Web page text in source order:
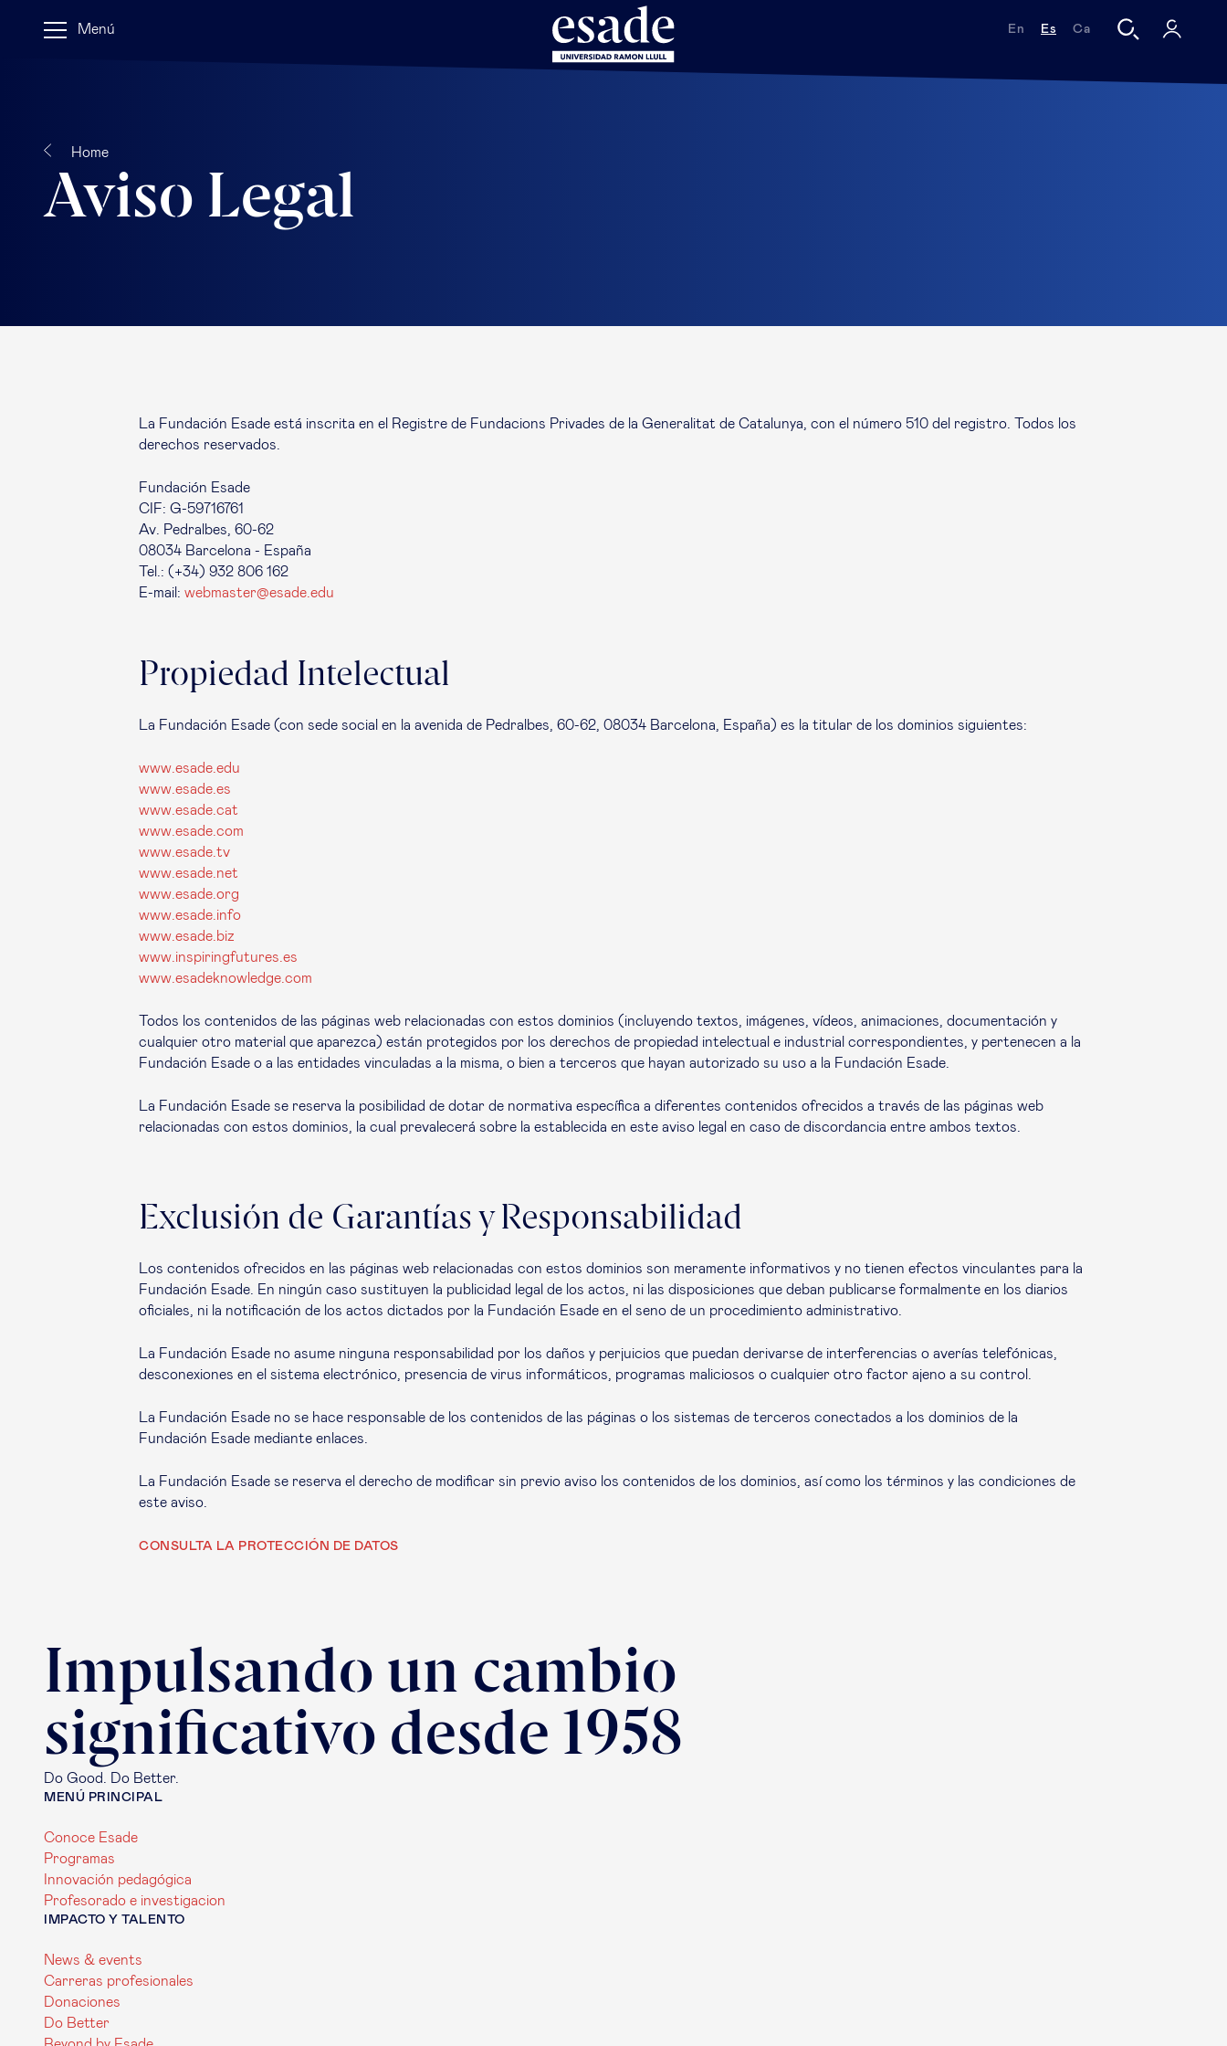
En Es Ca
Menú
Home
Aviso Legal
La Fundación Esade está inscrita en el Registre de Fundacions Privades de la Generalitat de Catalunya, con el número 510 del registro. Todos los
derechos reservados.
Fundación Esade
CIF: G-59716761
Av. Pedralbes, 60-62
08034 Barcelona - España
Tel.: (+34) 932 806 162
E-mail: webmaster@esade.edu
Propiedad Intelectual
La Fundación Esade (con sede social en la avenida de Pedralbes, 60-62, 08034 Barcelona, España) es la titular de los dominios siguientes:
www.esade.edu
www.esade.es
www.esade.cat
www.esade.com
www.esade.tv
www.esade.net
www.esade.org
www.esade.info
www.esade.biz
www.inspiringfutures.es
www.esadeknowledge.com
Todos los contenidos de las páginas web relacionadas con estos dominios (incluyendo textos, imágenes, vídeos, animaciones, documentación y
cualquier otro material que aparezca) están protegidos por los derechos de propiedad intelectual e industrial correspondientes, y pertenecen a la
Fundación Esade o a las entidades vinculadas a la misma, o bien a terceros que hayan autorizado su uso a la Fundación Esade.
La Fundación Esade se reserva la posibilidad de dotar de normativa específica a diferentes contenidos ofrecidos a través de las páginas web
relacionadas con estos dominios, la cual prevalecerá sobre la establecida en este aviso legal en caso de discordancia entre ambos textos.
Exclusión de Garantías y Responsabilidad
Los contenidos ofrecidos en las páginas web relacionadas con estos dominios son meramente informativos y no tienen efectos vinculantes para la
Fundación Esade. En ningún caso sustituyen la publicidad legal de los actos, ni las disposiciones que deban publicarse formalmente en los diarios
oficiales, ni la notificación de los actos dictados por la Fundación Esade en el seno de un procedimiento administrativo.
La Fundación Esade no asume ninguna responsabilidad por los daños y perjuicios que puedan derivarse de interferencias o averías telefónicas,
desconexiones en el sistema electrónico, presencia de virus informáticos, programas maliciosos o cualquier otro factor ajeno a su control.
La Fundación Esade no se hace responsable de los contenidos de las páginas o los sistemas de terceros conectados a los dominios de la
Fundación Esade mediante enlaces.
La Fundación Esade se reserva el derecho de modificar sin previo aviso los contenidos de los dominios, así como los términos y las condiciones de
este aviso.
CONSULTA LA PROTECCIÓN DE DATOS
Impulsando un cambio
significativo desde 1958
Do Good. Do Better.
MENÚ PRINCIPAL
Conoce Esade
Programas
Innovación pedagógica
Profesorado e investigacion
IMPACTO Y TALENTO
News & events
Carreras profesionales
Donaciones
Do Better